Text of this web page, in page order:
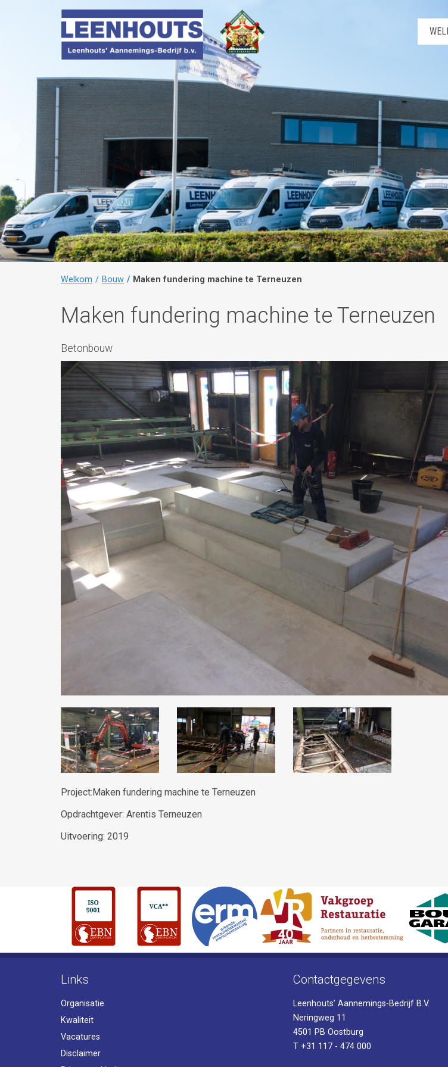
Welkom Bouw Maken fundering machine te Terneuzen
Maken fundering machine te Terneuzen
Betonbouw
Project:Maken fundering machine te Terneuzen
Opdrachtgever: Arentis Terneuzen
Uitvoering: 2019
Links
Organisatie
Kwaliteit
Vacatures
Disclaimer
Contactgegevens
Leenhouts’ Aannemings-Bedrijf B.V.
Neringweg 11
4501 PB Oostburg
T +31 117 - 474 000